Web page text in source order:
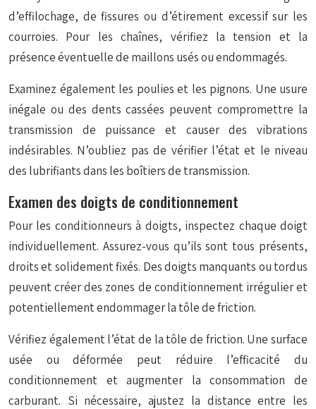
d’effilochage, de fissures ou d’étirement excessif sur les
courroies. Pour les chaînes, vérifiez la tension et la
présence éventuelle de maillons usés ou endommagés.
Examinez également les poulies et les pignons. Une usure
inégale ou des dents cassées peuvent compromettre la
transmission de puissance et causer des vibrations
indésirables. N’oubliez pas de vérifier l’état et le niveau
des lubrifiants dans les boîtiers de transmission.
Examen des doigts de conditionnement
Pour les conditionneurs à doigts, inspectez chaque doigt
individuellement. Assurez-vous qu’ils sont tous présents,
droits et solidement fixés. Des doigts manquants ou tordus
peuvent créer des zones de conditionnement irrégulier et
potentiellement endommager la tôle de friction.
Vérifiez également l’état de la tôle de friction. Une surface
usée ou déformée peut réduire l’efficacité du
conditionnement et augmenter la consommation de
carburant. Si nécessaire, ajustez la distance entre les